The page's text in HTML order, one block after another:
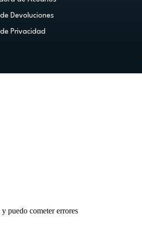
Devoluciones
Privacidad
puedo cometer errores